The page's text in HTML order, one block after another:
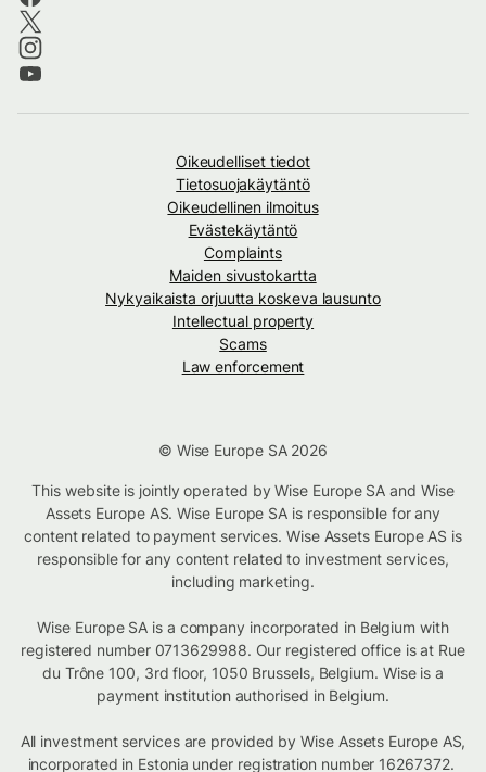
Oikeudelliset tiedot
Tietosuojakäytäntö
Oikeudellinen ilmoitus
Evästekäytäntö
Complaints
Maiden sivustokartta
Nykyaikaista orjuutta koskeva lausunto
Intellectual property
Scams
Law enforcement
© Wise Europe SA 2026
This website is jointly operated by Wise Europe SA and Wise
Assets Europe AS. Wise Europe SA is responsible for any
content related to payment services. Wise Assets Europe AS is
responsible for any content related to investment services,
including marketing.
Wise Europe SA is a company incorporated in Belgium with
registered number 0713629988. Our registered office is at Rue
du Trône 100, 3rd floor, 1050 Brussels, Belgium. Wise is a
payment institution authorised in Belgium.
All investment services are provided by Wise Assets Europe AS,
incorporated in Estonia under registration number 16267372.